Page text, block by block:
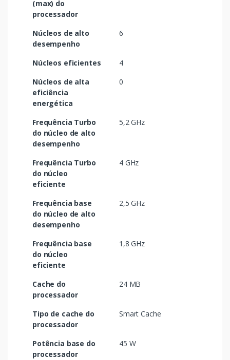
(max) do
processador
Núcleos de alto
desempenho
6
Núcleos eficientes
4
Núcleos de alta
eficiência
energética
0
Frequência Turbo
do núcleo de alto
desempenho
5,2 GHz
Frequência Turbo
do núcleo
eficiente
4 GHz
Frequência base
do núcleo de alto
desempenho
2,5 GHz
Frequência base
do núcleo
eficiente
1,8 GHz
Cache do
processador
24 MB
Tipo de cache do
processador
Smart Cache
Potência base do
processador
45 W